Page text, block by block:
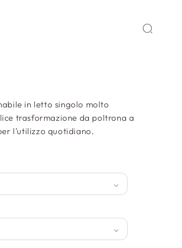
in letto singolo molto
trasformazione da poltrona a
l’utilizzo quotidiano.